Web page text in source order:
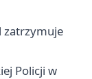
zatrzymuje
Policji w